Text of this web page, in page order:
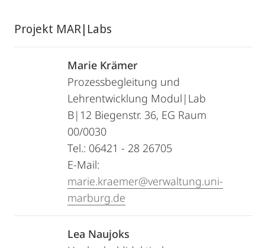
Projekt MAR|Labs
Marie Krämer
Prozessbegleitung und
Lehrentwicklung Modul|Lab
B|12 Biegenstr. 36, EG Raum
00/0030
Tel.: 06421 - 28 26705
E-Mail:
marie.kraemer@verwaltung.uni-
marburg.de
Lea Naujoks